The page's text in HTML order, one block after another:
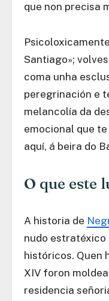
que non precisa
Santiago»;
coma unha
peregrinación e
melancolía da
emocional que
aquí, á beira do
O que este
A historia de
nudo estratéxico
históricos. Quen
XIV foron
residencia